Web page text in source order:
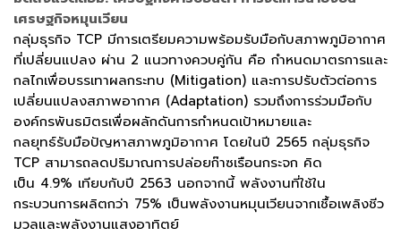
เศรษฐกิจหมุนเวียน
กลุ่มธุรกิจ TCP มีการเตรียมความพร้อมรับมือกับสภาพภูมิอากาศ
ที่เปลี่ยนแปลง ผ่าน 2 แนวทางควบคู่กัน คือ กำหนดมาตรการและ
กลไกเพื่อบรรเทาผลกระทบ (Mitigation) และการปรับตัวต่อการ
เปลี่ยนแปลงสภาพอากาศ (Adaptation) รวมถึงการร่วมมือกับ
องค์กรพันธมิตรเพื่อผลักดันการกำหนดเป้าหมายและ
กลยุทธ์รับมือปัญหาสภาพภูมิอากาศ โดยในปี 2565 กลุ่มธุรกิจ
TCP สามารถลดปริมาณการปล่อยก๊าซเรือนกระจก คิด
เป็น 4.9% เทียบกับปี 2563 นอกจากนี้ พลังงานที่ใช้ใน
กระบวนการผลิตกว่า 75% เป็นพลังงานหมุนเวียนจากเชื้อเพลิงชีว
มวลและพลังงานแสงอาทิตย์